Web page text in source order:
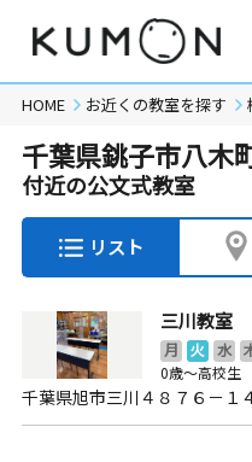
HOME お近くの教室を探す
千葉県銚子市八木
付近の公文式教室
リスト
三川教室
月 火 水
0歳～高校生
千葉県旭市三川４８７６－１